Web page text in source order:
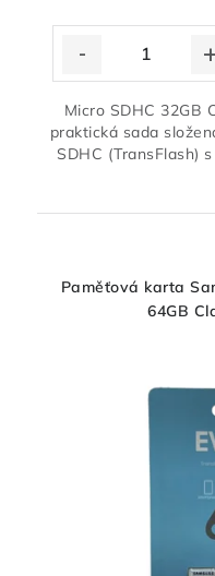
Micro SDHC 32GB
praktická sada
SDHC (TransFlash)
Paměťová karta
64GB